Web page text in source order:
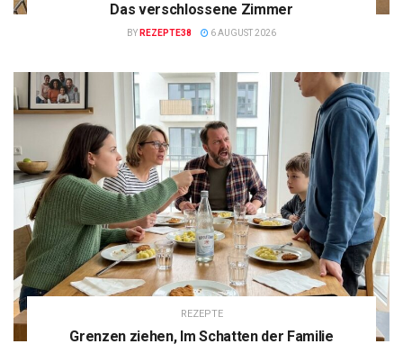
Das verschlossene Zimmer
BY REZEPTE38 6 AUGUST 2026
REZEPTE
Grenzen ziehen, Im Schatten der Familie